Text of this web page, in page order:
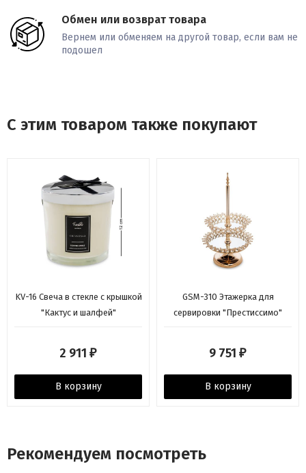
Обмен или возврат товара
Вернем или обменяем на другой товар, если вам не
подошел
С этим товаром также покупают
KV-16 Свеча в стекле с крышкой
"Кактус и шалфей"
2 911 ₽
В корзину
GSM-310 Этажерка для
сервировки "Престиссимо"
9 751 ₽
В корзину
Рекомендуем посмотреть